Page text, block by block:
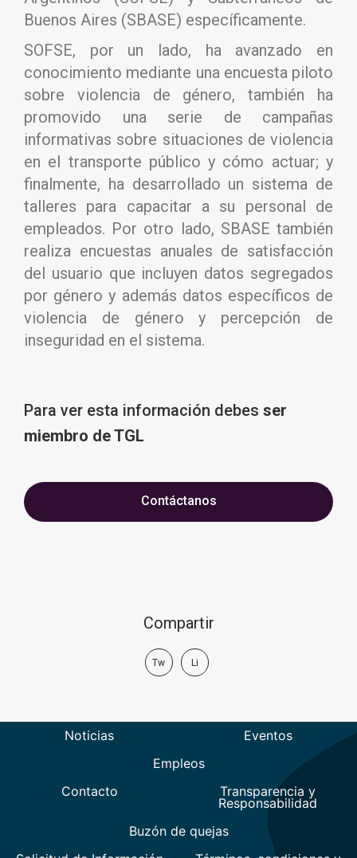
Buenos Aires (SBASE) específicamente.
SOFSE, por un lado, ha avanzado en
conocimiento mediante una encuesta piloto
sobre violencia de género, también ha
promovido una serie de campañas
informativas sobre situaciones de violencia
en el transporte público y cómo actuar; y
finalmente, ha desarrollado un sistema de
talleres para capacitar a su personal de
empleados. Por otro lado, SBASE también
realiza encuestas anuales de satisfacción
del usuario que incluyen datos segregados
por género y además datos específicos de
violencia de género y percepción de
inseguridad en el sistema.
Para ver esta información debes ser
miembro de TGL
Contáctanos
Compartir
Tw Li